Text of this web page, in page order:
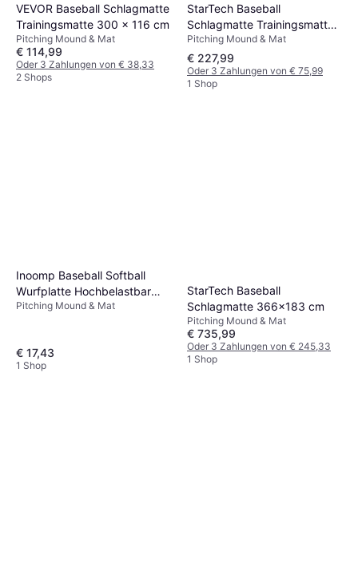
VEVOR Baseball Schlagmatte
Trainingsmatte 300 x 116 cm
Pitching Mound & Mat
€ 114,99
Oder 3 Zahlungen von € 38,33
2 Shops
StarTech Baseball
Schlagmatte Trainingsmatte
300 x 116 cm
Pitching Mound & Mat
€ 227,99
Oder 3 Zahlungen von € 75,99
1 Shop
Inoomp Baseball Softball
Wurfplatte Hochbelastbar
Orange
Pitching Mound & Mat
€ 17,43
1 Shop
StarTech Baseball
Schlagmatte 366x183 cm
Pitching Mound & Mat
€ 735,99
Oder 3 Zahlungen von € 245,33
1 Shop